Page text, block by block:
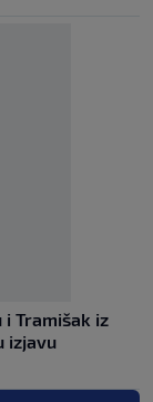
i Tramišak iz
izjavu